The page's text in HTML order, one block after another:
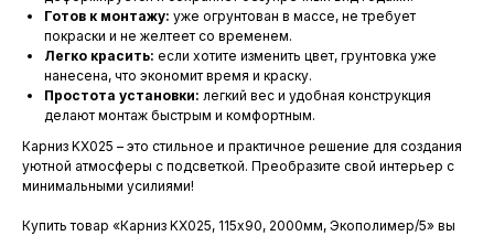
Готов к монтажу: уже огрунтован в массе, не требует
покраски и не желтеет со временем.
Легко красить: если хотите изменить цвет, грунтовка уже
нанесена, что экономит время и краску.
Простота установки: легкий вес и удобная конструкция
делают монтаж быстрым и комфортным.
Карниз KX025 – это стильное и практичное решение для создания
уютной атмосферы с подсветкой. Преобразите свой интерьер с
минимальными усилиями!
Купить товар «Карниз KX025, 115х90, 2000мм, Экополимер/5» вы